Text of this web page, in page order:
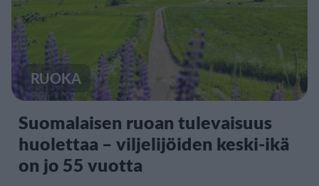
RUOKA
Suomalaisen ruoan tulevaisuus
huolettaa – viljelijöiden keski-ikä
on jo 55 vuotta